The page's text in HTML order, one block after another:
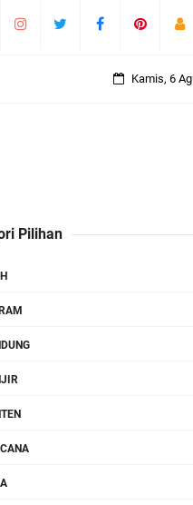
Kamis, 6
Pilihan